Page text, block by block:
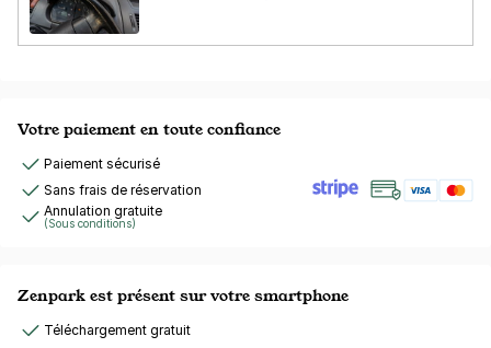
Votre paiement en toute confiance
Paiement sécurisé
Sans frais de réservation
Annulation gratuite
(Sous conditions)
Zenpark est présent sur votre smartphone
Téléchargement gratuit